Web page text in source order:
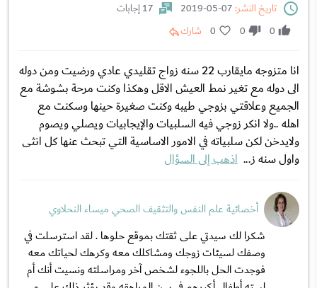
تاريخ النشر:
17 إجابات
0
0
0 شارك
انا متزوجه مايقارب 22 سنه زواج تقليدي عادي ورضيت ومن دوله
الى دوله مع تغير نمط العيش الاقل وهكذا وكنت مرحة بشوشة مع
الجميع وعلاقتي بزوجي طيبه وكنت صغيرة حينها وسكنت مع
اهله ..ولا انكر زوجي فيه السلبيات والإيجابيات ويصلي ويصوم
ولايدخن لكن سلبياته في الامور الاساسية التي تبحث عنها كل انثى
واول سنه ز... اذهب إلى السؤال
أخصائية علم النفس والتثقيف الصحي ميساء النحلاوي
شكرا لك سيدتي على ثقتك بموقع حلوها . لقد استرسلت في
وصفك لسيئات زوجك ومشاكلك معه وكرهك لحياتك معه
فوجدت الحل باللجوء لشخص آخر ومراسلته ونسيت أنك أم